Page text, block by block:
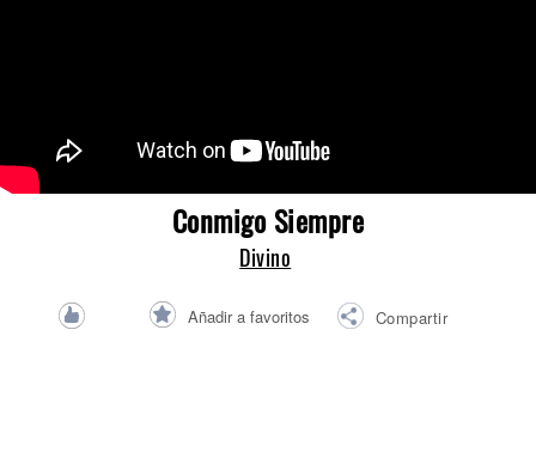
Conmigo Siempre
Divino
Añadir a favoritos Compartir